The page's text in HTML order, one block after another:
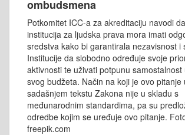
ombudsmena
Potkomitet ICC-a za akreditaciju navodi
institucija za ljudska prava mora imati
sredstva kako bi garantirala nezavisnost i
Institucije da slobodno određuje svoje
aktivnosti te uživati potpunu samostalnost
svog budžeta. Način na koji je ovo pitanje
sadašnjem tekstu Zakona nije u skladu s
međunarodnim standardima, pa su
odredbe kojim se uređuje ovo pitanje.
freepik.com